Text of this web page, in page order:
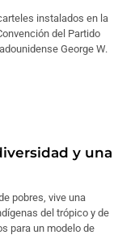
instalados en la
del Partido
George W.
y una
pobres, vive una
del trópico y de
para un modelo de